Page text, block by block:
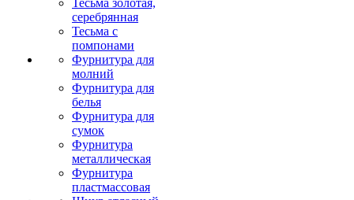
Тесьма золотая,
серебрянная
Тесьма с
помпонами
Фурнитура для
молний
Фурнитура для
белья
Фурнитура для
сумок
Фурнитура
металлическая
Фурнитура
пластмассовая